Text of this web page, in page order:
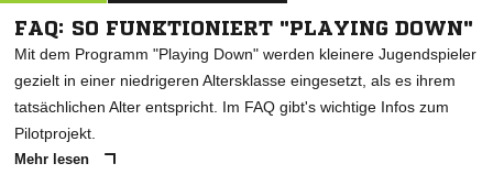
FAQ: SO FUNKTIONIERT "PLAYING DOWN"
Mit dem Programm "Playing Down" werden kleinere Jugendspieler
gezielt in einer niedrigeren Altersklasse eingesetzt, als es ihrem
tatsächlichen Alter entspricht. Im FAQ gibt's wichtige Infos zum
Pilotprojekt.
Mehr lesen